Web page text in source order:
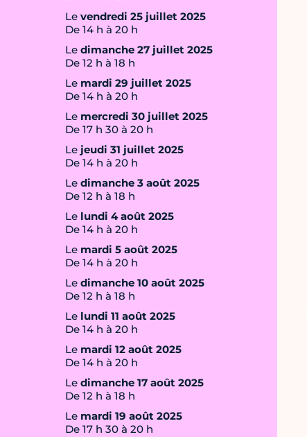
Le vendredi 25 juillet 2025
De 14 h à 20 h
Le dimanche 27 juillet 2025
De 12 h à 18 h
Le mardi 29 juillet 2025
De 14 h à 20 h
Le mercredi 30 juillet 2025
De 17 h 30 à 20 h
Le jeudi 31 juillet 2025
De 14 h à 20 h
Le dimanche 3 août 2025
De 12 h à 18 h
Le lundi 4 août 2025
De 14 h à 20 h
Le mardi 5 août 2025
De 14 h à 20 h
Le dimanche 10 août 2025
De 12 h à 18 h
Le lundi 11 août 2025
De 14 h à 20 h
Le mardi 12 août 2025
De 14 h à 20 h
Le dimanche 17 août 2025
De 12 h à 18 h
Le mardi 19 août 2025
De 17 h 30 à 20 h